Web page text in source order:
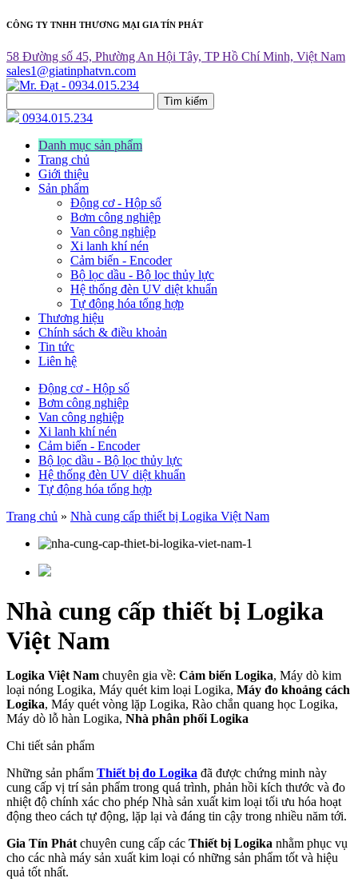
CÔNG TY TNHH THƯƠNG MẠI GIA TÍN PHÁT
58 Đường số 45, Phường An Hội Tây, TP Hồ Chí Minh, Việt Nam
sales1@giatinphatvn.com
Tìm kiếm
0934.015.234
Danh mục sản phẩm
Trang chủ
Giới thiệu
Sản phẩm
Động cơ - Hộp số
Bơm công nghiệp
Van công nghiệp
Xi lanh khí nén
Cảm biến - Encoder
Bộ lọc dầu - Bộ lọc thủy lực
Hệ thống đèn UV diệt khuẩn
Tự động hóa tổng hợp
Thương hiệu
Chính sách & điều khoản
Tin tức
Liên hệ
Động cơ - Hộp số
Bơm công nghiệp
Van công nghiệp
Xi lanh khí nén
Cảm biến - Encoder
Bộ lọc dầu - Bộ lọc thủy lực
Hệ thống đèn UV diệt khuẩn
Tự động hóa tổng hợp
Trang chủ » Nhà cung cấp thiết bị Logika Việt Nam
Nhà cung cấp thiết bị Logika
Việt Nam
Logika Việt Nam chuyên gia về: Cảm biến Logika, Máy dò kim
loại nóng Logika, Máy quét kim loại Logika, Máy đo khoảng cách
Logika, Máy quét vòng lặp Logika, Rào chắn quang học Logika,
Máy dò lỗ hàn Logika, Nhà phân phối Logika
Chi tiết sản phẩm
Những sản phẩm Thiết bị đo Logika đã được chứng minh này
cung cấp vị trí sản phẩm trong quá trình, phản hồi kích thước và đo
nhiệt độ chính xác cho phép Nhà sản xuất kim loại tối ưu hóa hoạt
động theo cách tự động, lặp lại và đáng tin cậy trong nhiều năm tới.
Gia Tín Phát chuyên cung cấp các Thiết bị Logika nhằm phục vụ
cho các nhà máy sản xuất kim loại có những sản phẩm tốt và hiệu
quả tốt nhất.